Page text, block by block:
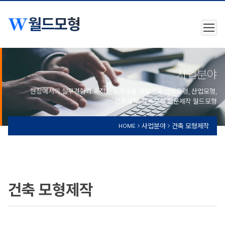
월드모형
사업분야
현장에서의 실무경험과 축적된 노하우를 바탕으로 선박모형, 산업모형,
건축모형, 작동모형 전문제작 월드모형
HOME 사업분야 건축 모형제작
건축 모형제작